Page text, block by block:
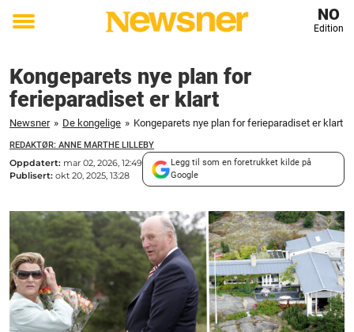
Toggle
NO
Edition
Kongeparets nye plan for
ferieparadiset er klart
Newsner » De kongelige » Kongeparets nye plan for ferieparadiset er klart
REDAKTØR: ANNE MARTHE LILLEBY
Oppdatert: mar 02, 2026, 12:49
Publisert: okt 20, 2025, 13:28
Legg til som en foretrukket kilde på
Google